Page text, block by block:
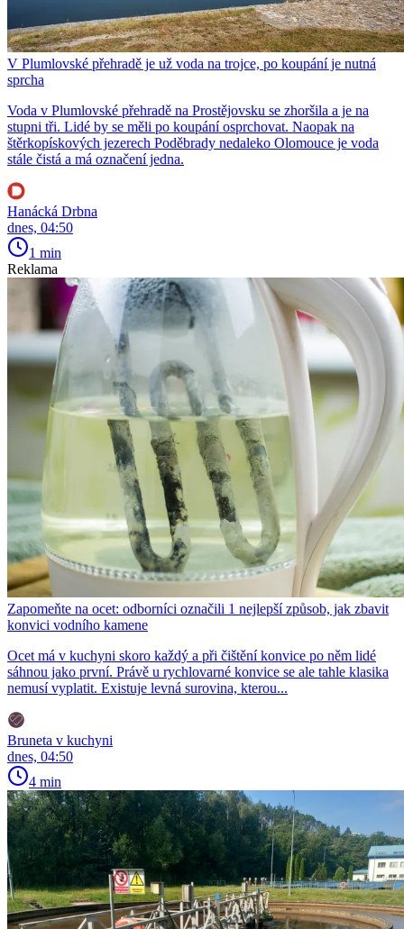
V Plumlovské přehradě je už voda na trojce, po koupání je nutná
sprcha
Voda v Plumlovské přehradě na Prostějovsku se zhoršila a je na
stupni tři. Lidé by se měli po koupání osprchovat. Naopak na
štěrkopískových jezerech Poděbrady nedaleko Olomouce je voda
stále čistá a má označení jedna.
Hanácká Drbna
dnes, 04:50
1 min
Reklama
Zapomeňte na ocet: odborníci označili 1 nejlepší způsob, jak zbavit
konvici vodního kamene
Ocet má v kuchyni skoro každý a při čištění konvice po něm lidé
sáhnou jako první. Právě u rychlovarné konvice se ale tahle klasika
nemusí vyplatit. Existuje levná surovina, kterou...
Bruneta v kuchyni
dnes, 04:50
4 min